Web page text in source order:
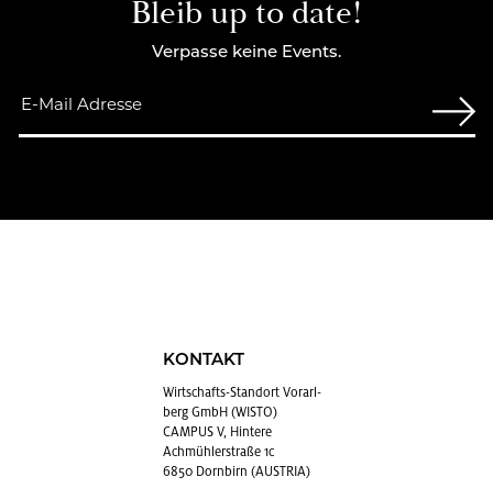
Bleib up to date!
Verpasse keine Events.
KONTAKT
Wirt­schafts-Stand­ort Vor­arl­
berg GmbH (WISTO)
CAMPUS V, Hintere
Achmühlerstraße 1c
6850 Dornbirn (AUSTRIA)